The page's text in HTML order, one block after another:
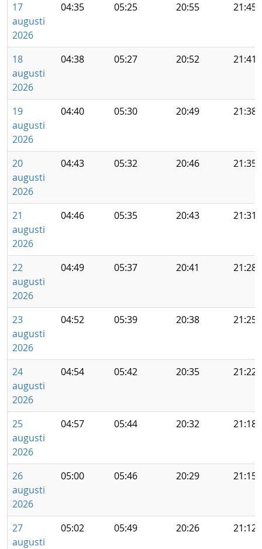
17
augusti
2026
04:35 05:25 20:55 21:45
18
augusti
2026
04:38 05:27 20:52 21:41
19
augusti
2026
04:40 05:30 20:49 21:38
20
augusti
2026
04:43 05:32 20:46 21:35
21
augusti
2026
04:46 05:35 20:43 21:31
22
augusti
2026
04:49 05:37 20:41 21:28
23
augusti
2026
04:52 05:39 20:38 21:25
24
augusti
2026
04:54 05:42 20:35 21:22
25
augusti
2026
04:57 05:44 20:32 21:18
26
augusti
2026
05:00 05:46 20:29 21:15
27
augusti
05:02 05:49 20:26 21:12